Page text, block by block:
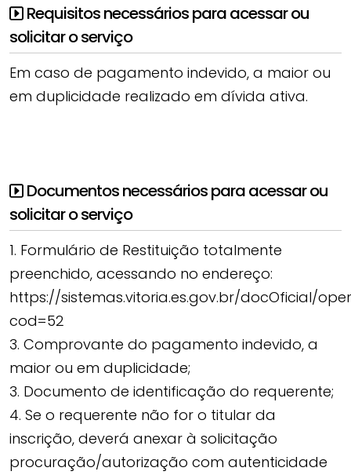
Requisitos necessários para acessar ou
solicitar o serviço
Em caso de pagamento indevido, a maior ou
em duplicidade realizado em dívida ativa.
Documentos necessários para acessar ou
solicitar o serviço
1. Formulário de Restituição totalmente
preenchido, acessando no endereço:
https://sistemas.vitoria.es.gov.br/docOficial/
cod=52
3. Comprovante do pagamento indevido, a
maior ou em duplicidade;
3. Documento de identificação do requerente;
4. Se o requerente não for o titular da
inscrição, deverá anexar à solicitação
procuração/autorização com autenticidade